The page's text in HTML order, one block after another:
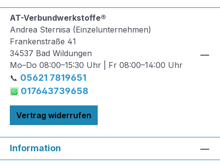
AT-Verbundwerkstoffe®
Andrea Sternisa (Einzelunternehmen)
Frankenstraße 41
34537 Bad Wildungen
Mo–Do 08:00–15:30 Uhr | Fr 08:00–14:00 Uhr
📞 05621 7819651
017643739658
Vertrag widerrufen
Information